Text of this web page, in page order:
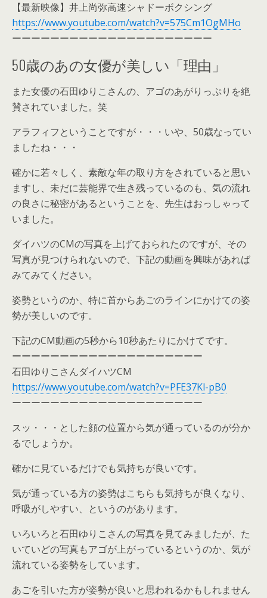
【最新映像】井上尚弥高速シャドーボクシング
https://www.youtube.com/watch?v=575Cm1OgMHo
ーーーーーーーーーーーーーーーーーーーーー
50歳のあの女優が美しい「理由」
また女優の石田ゆりこさんの、アゴのあがりっぷりを絶
賛されていました。笑
アラフィフということですが・・・いや、50歳なってい
ましたね・・・
確かに若々しく、素敵な年の取り方をされていると思い
ますし、未だに芸能界で生き残っているのも、気の流れ
の良さに秘密があるということを、先生はおっしゃって
いました。
ダイハツのCMの写真を上げておられたのですが、その
写真が見つけられないので、下記の動画を興味があれば
みてみてください。
姿勢というのか、特に首からあごのラインにかけての姿
勢が美しいのです。
下記のCM動画の5秒から10秒あたりにかけてです。
ーーーーーーーーーーーーーーーーーーーー
石田ゆりこさんダイハツCM
https://www.youtube.com/watch?v=PFE37Kl-pB0
ーーーーーーーーーーーーーーーーーーーー
スッ・・・とした顔の位置から気が通っているのが分か
るでしょうか。
確かに見ているだけでも気持ちが良いです。
気が通っている方の姿勢はこちらも気持ちが良くなり、
呼吸がしやすい、というのがあります。
いろいろと石田ゆりこさんの写真を見てみましたが、た
いていどの写真もアゴが上がっているというのか、気が
流れている姿勢をしています。
あごを引いた方が姿勢が良いと思われるかもしれません